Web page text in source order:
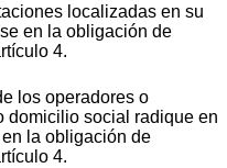
localizadas en su
en la obligación de
4.
los operadores o
domicilio social radique en
la obligación de
4.